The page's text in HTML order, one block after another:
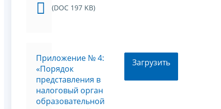
(DOC 197 KB)
Приложение № 4:
«Порядок
представления в
налоговый орган
образовательной
Загрузить